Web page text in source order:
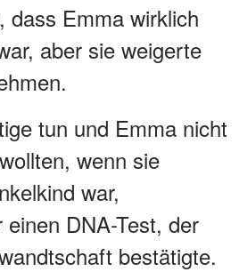
dass Emma wirklich
aber sie weigerte
tun und Emma nicht
wenn sie
war,
DNA-Test, der
bestätigte.